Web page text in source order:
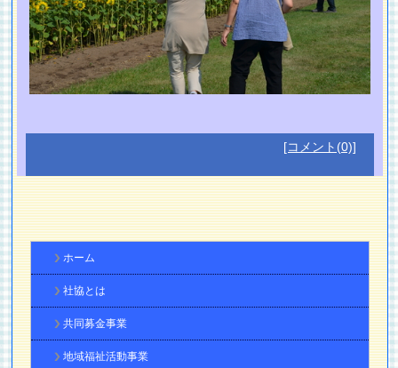
[コメント(0)]
ホーム
社協とは
共同募金事業
地域福祉活動事業